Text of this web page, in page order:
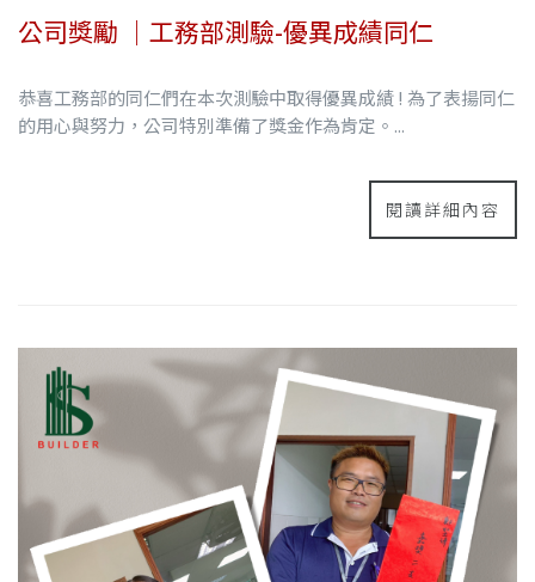
公司獎勵 ｜工務部測驗-優異成績同仁
恭喜工務部的同仁們在本次測驗中取得優異成績 ! 為了表揚同仁
的用心與努力，公司特別準備了獎金作為肯定。...
閱讀詳細內容